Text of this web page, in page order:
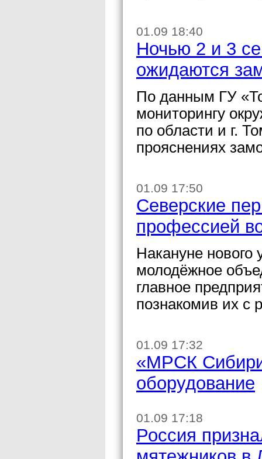
01.09 18:40
Ночью 2 и 3
ожидаются
По данным ГУ
мониторингу
по области и г.
прояснениях
01.09 17:50
Северские
профессией
Накануне нового
молодёжное
главное
познакомив их с
01.09 17:32
«МРСК
оборудование
01.09 17:18
Россия